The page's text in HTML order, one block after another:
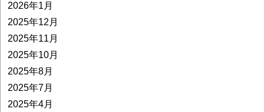
2026年1月
2025年12月
2025年11月
2025年10月
2025年8月
2025年7月
2025年4月